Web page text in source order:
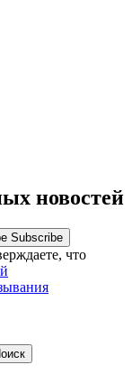
новостей
Subscribe
что